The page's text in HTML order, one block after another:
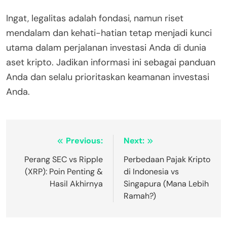
Ingat, legalitas adalah fondasi, namun riset
mendalam dan kehati-hatian tetap menjadi kunci
utama dalam perjalanan investasi Anda di dunia
aset kripto. Jadikan informasi ini sebagai panduan
Anda dan selalu prioritaskan keamanan investasi
Anda.
Navigasi
pos
Previous:
Perang SEC vs Ripple
(XRP): Poin Penting &
Hasil Akhirnya
Next:
Perbedaan Pajak Kripto
di Indonesia vs
Singapura (Mana Lebih
Ramah?)